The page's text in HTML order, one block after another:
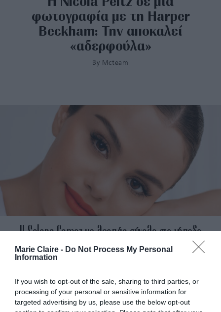
Marie Claire - Do Not Process My Personal
Information
If you wish to opt-out of the sale, sharing to third parties, or
processing of your personal or sensitive information for
targeted advertising by us, please use the below opt-out
φωτογραφία με τη Harper
Beckham: Την αποκαλεί
«αδερφούλα»
By Mcteam
H Selena Gomez με λεοπάρ σύνολο στο γήπεδο
ByMcteam